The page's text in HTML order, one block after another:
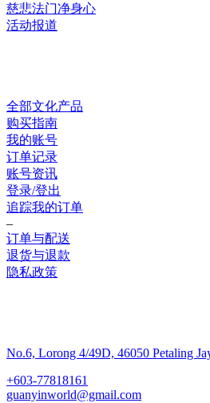
慈悲法门净身心
活动报道
全部文化产品
购买指南
我的账号
订单记录
账号资讯
登录/登出
追踪我的订单
–
订单与配送
退货与退款
隐私政策
No.6, Lorong 4/49D, 46050 Petaling
+603-77818161
guanyinworld@gmail.com